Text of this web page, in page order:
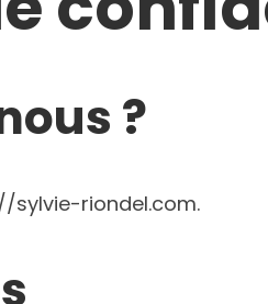
?
sylvie-riondel.com.